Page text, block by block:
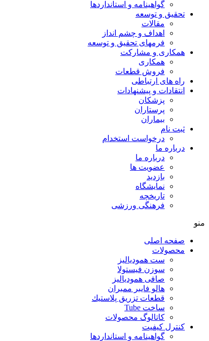
گواهينامه و استانداردها
تحقيق و توسعه
مقالات
اهداف و چشم انداز
فرمهای تحقیق و توسعه
همکاری و مشارکت
همکاری
فروش قطعات
راه های ارتباطی
انتقادات و پيشنهادات
پزشكان
پرستاران
بيماران
ثبت نام
درخواست استخدام
درباره ما
درباره ما
عضویت ها
بازدید
نمایشگاه
تاريخچه
فرهنگی ورزشی
منو
صفحه اصلی
محصولات
ست همودیالیز
سوزن فیستولا
صافی همودیالیز
هالو فایبر ممبران
قطعات تزريق پلاستيك
ساخت Tube
کاتالوگ محصولات
کنترل کیفیت
گواهينامه و استانداردها